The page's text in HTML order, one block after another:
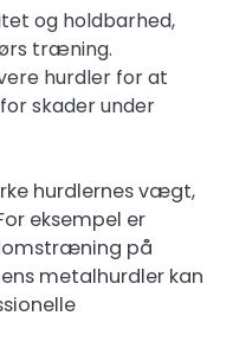
og holdbarhed,
træning.
hurdler for at
skader under
hurdlernes vægt,
eksempel er
på
metalhurdler kan